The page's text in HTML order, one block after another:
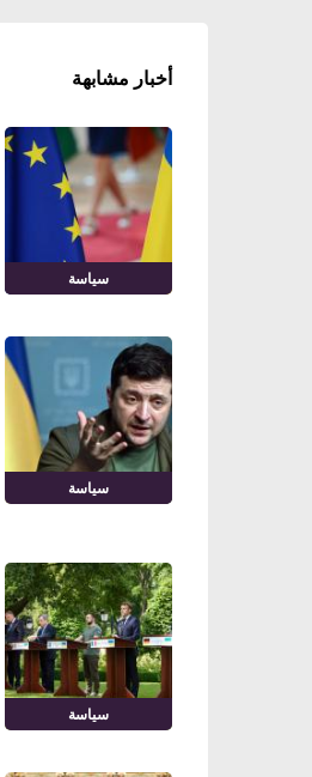
أخبار مشابهة
سياسة
سياسة
سياسة